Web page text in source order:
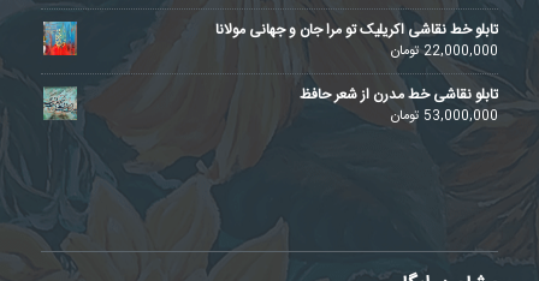
تابلو خط نقاشی اکریلیک تو مرا جان و جهانی مولانا
22,000,000تومان
تابلو نقاشی خط مدرن از شعر حافظ
53,000,000 تومان